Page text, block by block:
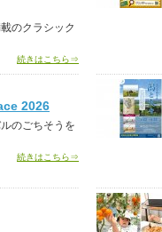
のクラシック
続きはこちら⇒
2026
のごちそうを
続きはこちら⇒